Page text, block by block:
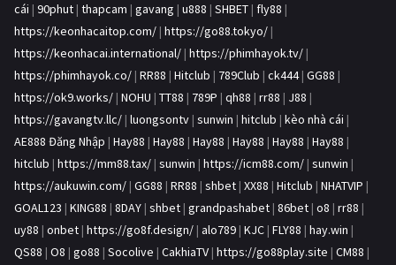
cái | 90phut | thapcam | gavang | u888 | SHBET | fly88 |
https://keonhacaitop.com/ | https://go88.tokyo/ |
https://keonhacai.international/ | https://phimhayok.tv/ |
https://phimhayok.co/ | RR88 | Hitclub | 789Club | ck444| GG88 |
https://ok9.works/ | NOHU | TT88 | 789P | qh88 | rr88 | J88 |
https://gavangtv.llc/ | luongsontv | sunwin | hitclub | kèo nhà cái |
AE888 Đăng Nhập | Hay88 | Hay88 | Hay88 | Hay88 | Hay88 | Hay88 |
hitclub | https://mm88.tax/ | sunwin | https://icm88.com/ | sunwin |
https://aukuwin.com/ | GG88 | RR88 | shbet | XX88 | Hitclub | NHATVIP |
GOAL123 | KING88 | 8DAY | shbet | grandpashabet | 86bet | o8 | rr88 |
uy88 | onbet | https://go8f.design/ | alo789 | KJC | FLY88 | hay.win |
QS88 | O8 | go88 | Socolive | CakhiaTV | https://go88play.site | CM88 |